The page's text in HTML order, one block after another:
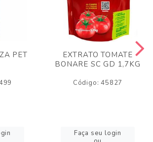
PET
EXTRATO TOMATE
BONARE SC GD 1,7KG
Código: 45827
Faça seu login